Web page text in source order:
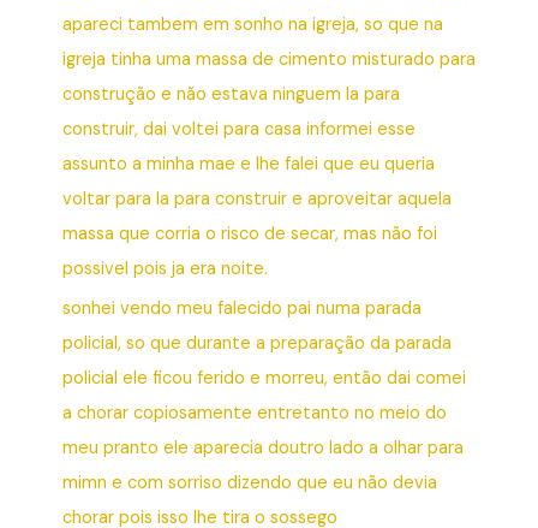
apareci tambem em sonho na igreja, so que na
igreja tinha uma massa de cimento misturado para
construção e não estava ninguem la para
construir, dai voltei para casa informei esse
assunto a minha mae e lhe falei que eu queria
voltar para la para construir e aproveitar aquela
massa que corria o risco de secar, mas não foi
possivel pois ja era noite.
sonhei vendo meu falecido pai numa parada
policial, so que durante a preparação da parada
policial ele ficou ferido e morreu, então dai comei
a chorar copiosamente entretanto no meio do
meu pranto ele aparecia doutro lado a olhar para
mimn e com sorriso dizendo que eu não devia
chorar pois isso lhe tira o sossego